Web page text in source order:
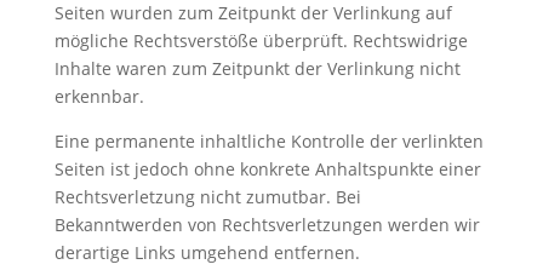
Seiten wurden zum Zeitpunkt der Verlinkung auf
mögliche Rechtsverstöße überprüft. Rechtswidrige
Inhalte waren zum Zeitpunkt der Verlinkung nicht
erkennbar.
Eine permanente inhaltliche Kontrolle der verlinkten
Seiten ist jedoch ohne konkrete Anhaltspunkte einer
Rechtsverletzung nicht zumutbar. Bei
Bekanntwerden von Rechtsverletzungen werden wir
derartige Links umgehend entfernen.